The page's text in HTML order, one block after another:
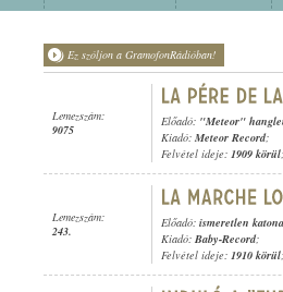
Ez szóljon a GramofonRádióban!
Lemezszám:
9075
Előadó: "Meteor"
Kiadó: Meteor Record;
Felvétel ideje: 1909 körül
Lemezszám:
243.
Előadó: ismeretlen
Kiadó: Baby-Record;
Felvétel ideje: 1910 körül